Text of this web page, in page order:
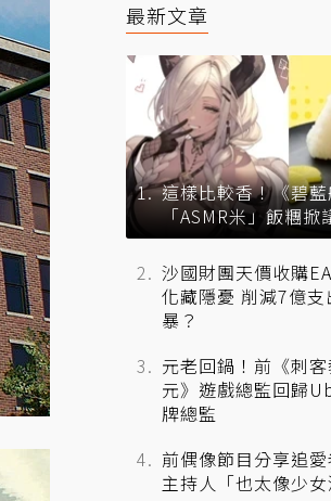
最新文章
這樣比較香！《碧
「ASMR米」飯糰掀
沙國財團天價收購
化藏隱憂 削減7億
暴？
元老回鍋！前《刺
元》遊戲總監回歸
牌總監
前偶像節目分享追
主持人「也太像少女